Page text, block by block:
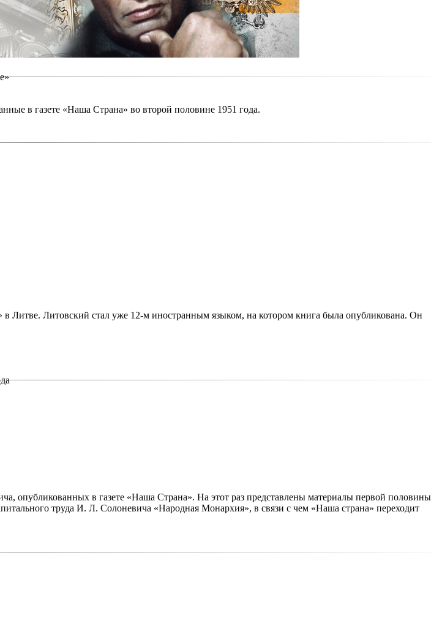
в газете «Наша Страна» во второй половине 1951 года.
Литве. Литовский стал уже 12-м иностранным языком, на котором книга была опубликована. Он
опубликованных в газете «Наша Страна». На этот раз представлены материалы первой половины
труда И. Л. Солоневича «Народная Монархия», в связи с чем «Наша страна» переходит